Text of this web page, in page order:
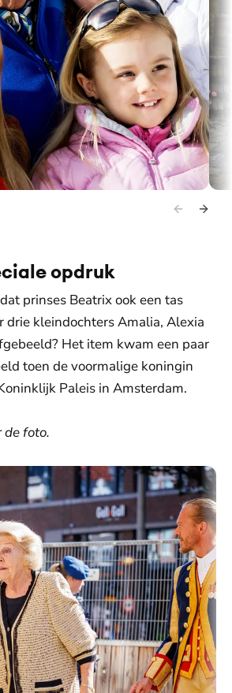
met haar drie kleindochters (2015).
opdruk
prinses Beatrix ook een tas
drie kleindochters Amalia, Alexia
Het item kwam een paar
toen de voormalige koningin
Paleis in Amsterdam.
de foto.